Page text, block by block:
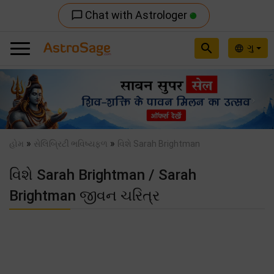
chat_bubble_outline Chat with Astrologer
language ગુ
search
Previous
હોમ » સેલિબ્રિટી ભવિષ્યફળ » વિશે Sarah Brightman
વિશે Sarah Brightman / Sarah
Brightman જીવન ચરિત્ર